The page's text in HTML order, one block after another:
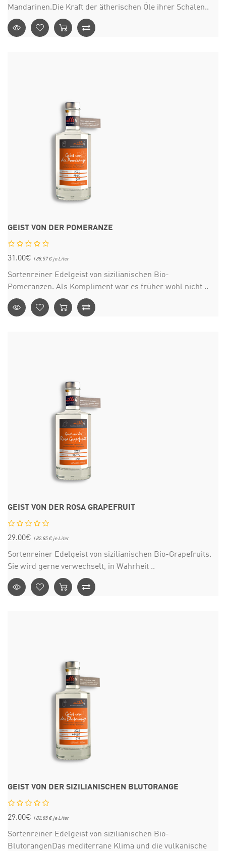
Mandarinen.Die Kraft der ätherischen Öle ihrer Schalen..
GEIST VON DER POMERANZE
31.00€ | 88.57 € je Liter
Sortenreiner Edelgeist von sizilianischen Bio-
Pomeranzen. Als Kompliment war es früher wohl nicht ..
GEIST VON DER ROSA GRAPEFRUIT
29.00€ | 82.85 € je Liter
Sortenreiner Edelgeist von sizilianischen Bio-Grapefruits.
Sie wird gerne verwechselt, in Wahrheit ..
GEIST VON DER SIZILIANISCHEN BLUTORANGE
29.00€ | 82.85 € je Liter
Sortenreiner Edelgeist von sizilianischen Bio-
BlutorangenDas mediterrane Klima und die vulkanische